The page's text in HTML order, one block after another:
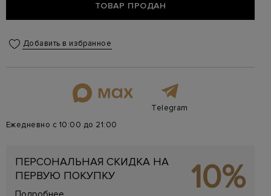
ТОВАР ПРОДАН
Добавить в избранное
Telegram
Ежедневно с 10:00 до 21:00
ПЕРСОНАЛЬНАЯ СКИДКА НА
ПЕРВУЮ ПОКУПКУ
10%